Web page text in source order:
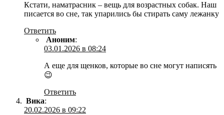
Кстати, наматрасник – вещь для возрастных собак. Наш
писается во сне, так упарились бы стирать саму лежанку
Ответить
Аноним:
03.01.2026 в 08:24
А еще для щенков, которые во сне могут написять
😉
Ответить
Вика:
20.02.2026 в 09:22